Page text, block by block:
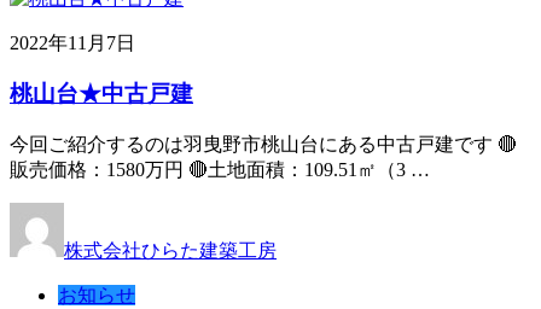
2022年11月7日
桃山台★中古戸建
今回ご紹介するのは羽曳野市桃山台にある中古戸建です 🔴
販売価格：1580万円 🔴土地面積：109.51㎡（3 …
株式会社ひらた建築工房
お知らせ